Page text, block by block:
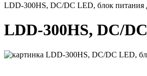
LDD-300HS, DC/DC LED, блок питания
LDD-300HS, DC/